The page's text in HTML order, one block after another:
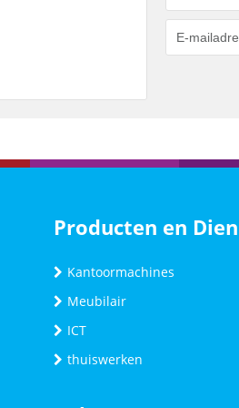
Producten en
Kantoormachines
Meubilair
ICT
thuiswerken